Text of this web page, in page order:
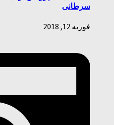
سرطانی
فوریه 12, 2018